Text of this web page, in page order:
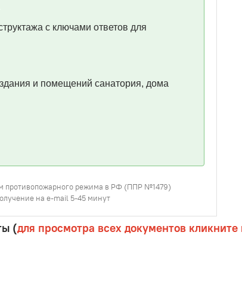
с ключами ответов для
и помещений санатория, дома
противопожарного режима в РФ (ППР №1479)
на e-mail 5-45 минут
(для просмотра всех документов кликните